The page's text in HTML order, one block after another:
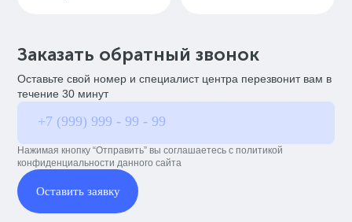
Заказать обратный звонок
Оставьте свой номер и специалист центра перезвонит вам в
течение 30 минут
Нажимая кнопку “Отправить” вы соглашаетесь с политикой
конфиденциальности данного сайта
Оставить заявку